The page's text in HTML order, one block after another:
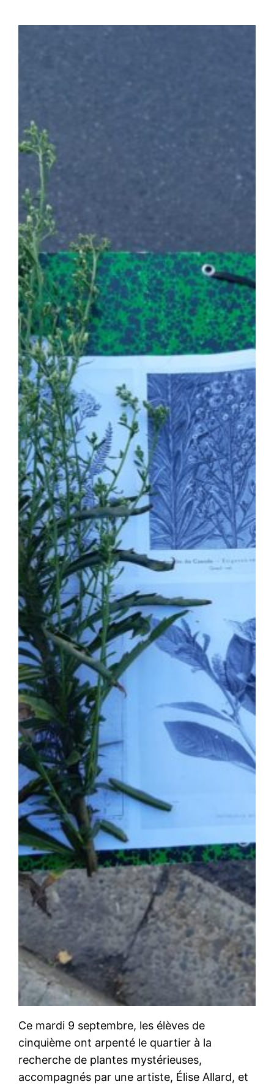
Ce mardi 9 septembre, les élèves de
cinquième ont arpenté le quartier à la
recherche de plantes mystérieuses,
accompagnés par une artiste, Élise Allard, et